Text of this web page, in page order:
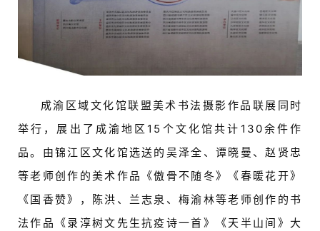
夜
术
图
库
容
易
成渝区域文化馆联盟美术书法摄影作品联展同时
举行，展出了成渝地区15个文化馆共计130余件作
品。由锦江区文化馆选送的吴泽全、谭晓曼、赵贤忠
等老师创作的美术作品《傲骨不随冬》《春暖花开》
《国香赞》，陈洪、兰志泉、梅渝林等老师创作的书
法作品《录淳树文先生抗疫诗一首》《天半山间》大